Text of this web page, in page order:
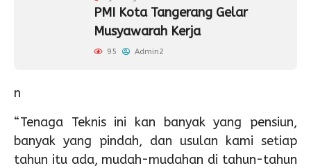
PMI Kota Tangerang Gelar
Musyawarah Kerja
95 Admin2
n
“Tenaga Teknis ini kan banyak yang pensiun,
banyak yang pindah, dan usulan kami setiap
tahun itu ada, mudah-mudahan di tahun-tahun